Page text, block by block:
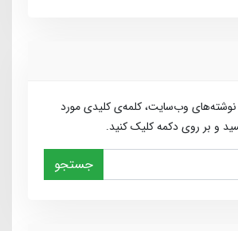
وب‌سایت، کلمه‌ی کلیدی مورد
و بر روی دکمه کلیک کنید.
جستجو